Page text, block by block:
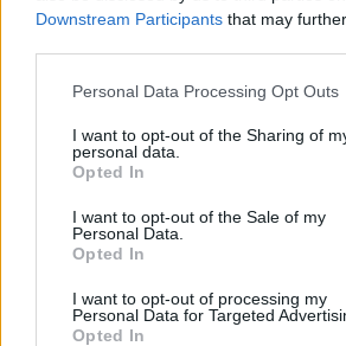
Downstream Participants that may
Personal Data Processing Opt Outs
I want to opt-out of the Sharing of
personal data.
Opted In
I want to opt-out of the Sale of my
Personal Data.
Opted In
I want to opt-out of processing my
Personal Data for Targeted
Opted In